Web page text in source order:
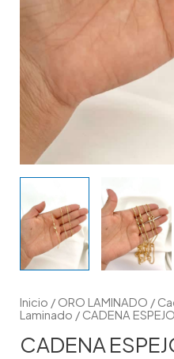
Inicio / ORO LAMINADO /
Laminado / CADENA
CADENA